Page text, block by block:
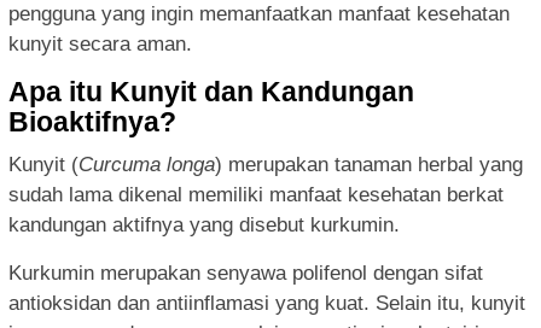
pengguna yang ingin memanfaatkan manfaat kesehatan
kunyit secara aman.
Apa itu Kunyit dan Kandungan
Bioaktifnya?
Kunyit (Curcuma longa) merupakan tanaman herbal yang
sudah lama dikenal memiliki manfaat kesehatan berkat
kandungan aktifnya yang disebut kurkumin.
Kurkumin merupakan senyawa polifenol dengan sifat
antioksidan dan antiinflamasi yang kuat. Selain itu, kunyit